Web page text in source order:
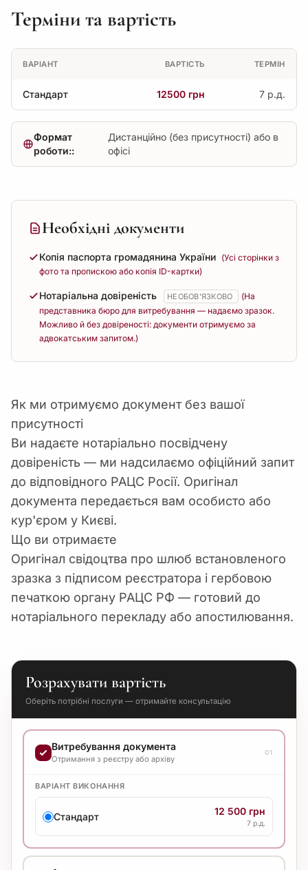
Терміни та вартість
ВАРІАНТ ВАРТІСТЬ ТЕРМІН
Стандарт 12500 грн 7 р.д.
Формат
роботи::
Дистанційно (без присутності) або в
офісі
Необхідні документи
Копія паспорта громадянина України (Усі сторінки з
фото та пропискою або копія ID-картки)
Нотаріальна довіреність НЕОБОВ'ЯЗКОВО
(На
представника бюро для витребування — надаємо зразок.
Можливо й без довіреності: документи отримуємо за
адвокатським запитом.)
Як ми отримуємо документ без вашої
присутності
Ви надаєте нотаріально посвідчену
довіреність — ми надсилаємо офіційний запит
до відповідного РАЦС Росії. Оригінал
документа передається вам особисто або
кур'єром у Києві.
Що ви отримаєте
Оригінал свідоцтва про шлюб встановленого
зразка з підписом реєстратора і гербовою
печаткою органу РАЦС РФ — готовий до
нотаріального перекладу або апостилювання.
Розрахувати вартість
Оберіть потрібні послуги — отримайте консультацію
Витребування документа
Отримання з реєстру або архіву
01
ВАРІАНТ ВИКОНАННЯ
Стандарт 12 500 грн
7 р.д.